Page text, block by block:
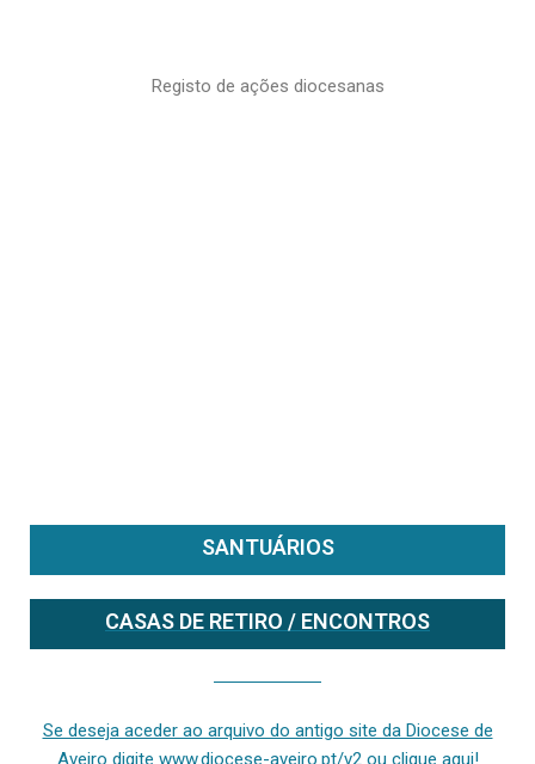
Registo de ações diocesanas
SANTUÁRIOS
CASAS DE RETIRO / ENCONTROS
Se deseja aceder ao arquivo do antigo site da Diocese de
Aveiro digite www.diocese-aveiro.pt/v2 ou clique aqui!